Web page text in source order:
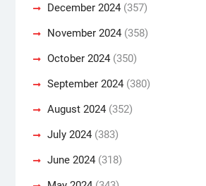
December 2024(357)
November 2024(358)
October 2024(350)
September 2024(380)
August 2024(352)
July 2024(383)
June 2024(318)